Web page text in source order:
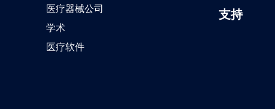
医疗器械公司
学术
医疗软件
支持